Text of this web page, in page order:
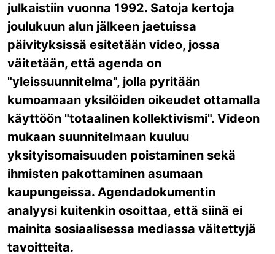
julkaistiin vuonna 1992. Satoja kertoja
joulukuun alun jälkeen jaetuissa
päivityksissä esitetään video, jossa
väitetään, että agenda on
"yleissuunnitelma", jolla pyritään
kumoamaan yksilöiden oikeudet ottamalla
käyttöön "totaalinen kollektivismi". Videon
mukaan suunnitelmaan kuuluu
yksityisomaisuuden poistaminen sekä
ihmisten pakottaminen asumaan
kaupungeissa. Agendadokumentin
analyysi kuitenkin osoittaa, että siinä ei
mainita sosiaalisessa mediassa väitettyjä
tavoitteita.